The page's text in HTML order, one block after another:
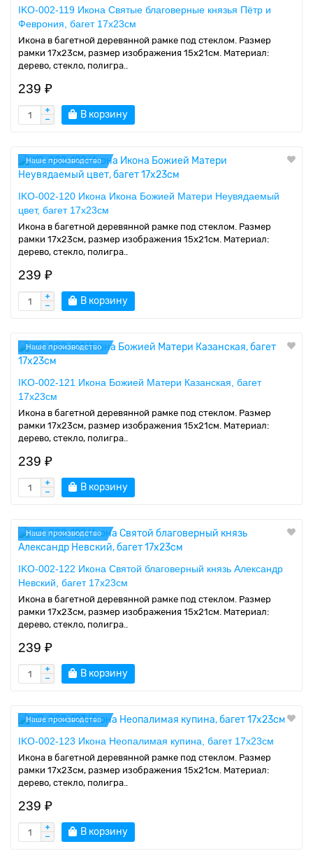
IKO-002-119 Икона Святые благоверные князья Пётр и
Феврония, багет 17х23см
Икона в багетной деревянной рамке под стеклом. Размер
рамки 17x23см, размер изображения 15x21см. Материал:
дерево, стекло, полигра..
239 ₽
В корзину
Наше производство
IKO-002-120 Икона Икона Божией Матери Неувядаемый
цвет, багет 17х23см
Икона в багетной деревянной рамке под стеклом. Размер
рамки 17x23см, размер изображения 15x21см. Материал:
дерево, стекло, полигра..
239 ₽
В корзину
Наше производство
IKO-002-121 Икона Божией Матери Казанская, багет
17х23см
Икона в багетной деревянной рамке под стеклом. Размер
рамки 17x23см, размер изображения 15x21см. Материал:
дерево, стекло, полигра..
239 ₽
В корзину
Наше производство
IKO-002-122 Икона Святой благоверный князь Александр
Невский, багет 17х23см
Икона в багетной деревянной рамке под стеклом. Размер
рамки 17x23см, размер изображения 15x21см. Материал:
дерево, стекло, полигра..
239 ₽
В корзину
Наше производство
IKO-002-123 Икона Неопалимая купина, багет 17х23см
Икона в багетной деревянной рамке под стеклом. Размер
рамки 17x23см, размер изображения 15x21см. Материал:
дерево, стекло, полигра..
239 ₽
В корзину